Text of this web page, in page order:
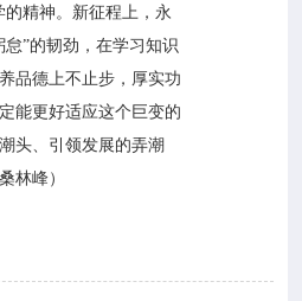
的精神。新征程上，永
怠”的韧劲，在学习知识
品德上不止步，厚实功
能更好适应这个巨变的
头、引领发展的弄潮
林峰）